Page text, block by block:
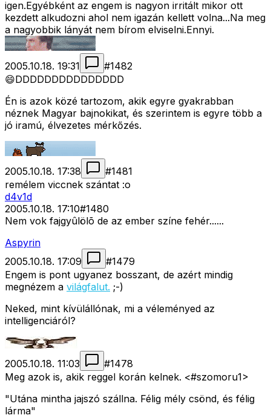
igen.Egyébként az engem is nagyon irritált mikor ott
kezdett alkudozni ahol nem igazán kellett volna...Na meg
a nagyobbik lányát nem bírom elviselni.Ennyi.
2005.10.18. 19:31 #1482
😄DDDDDDDDDDDDDDD
Én is azok közé tartozom, akik egyre gyakrabban
néznek Magyar bajnokikat, és szerintem is egyre több a
jó iramú, élvezetes mérkőzés.
2005.10.18. 17:38 #1481
remélem viccnek szántat :o
d4v1d
2005.10.18. 17:10#1480
Nem vok fajgyûlölõ de az ember színe fehér......
Aspyrin
2005.10.18. 17:09
#1479
Engem is pont ugyanez bosszant, de azért mindig
megnézem a világfalut. ;-)
Neked, mint kívülállónak, mi a véleményed az
intelligenciáról?
2005.10.18. 11:03 #1478
Meg azok is, akik reggel korán kelnek. <#szomoru1>
"Utána mintha jajszó szállna. Félig mély csönd, és félig
lárma"